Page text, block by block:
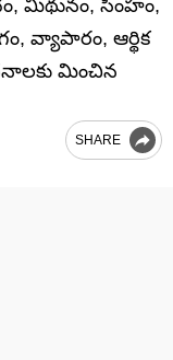
మిథునం, సింహం,
వ్యాపారం, ఆర్థిక
మించిన
SHARE